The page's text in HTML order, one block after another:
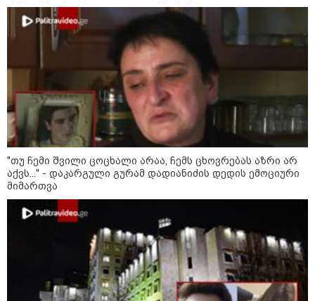
19:42 / 06-08-2026
"იმნაძემ მის მეგობრებს
ალექსანდრე გაბაშვილს და
გიორგი მალანიას უთხრა,
თითქოსდა მისი მასწავლებელი,
გიგა ავალიანი ზედმეტ
ყურადღებას იჩენდა მის
მიმართ, რითაც გაბაშვილი
წააქეზა" - პროკურატურა
19:33 / 06-08-2026
რა სასჯელი ემუქრება ნია
იმნაძეს? - პროკურატურამ მას
ბრალდება წარუდგინა
19:30 / 06-08-2026
გიგა ავალიანის საქმეზე ნია
იმნაძეს და ანასტასია
ბერუაშვილს ბრალდება
წარუდგინეს
"თუ ჩემი შვილი ცოცხალი არაა, ჩემს ცხოვრებას აზრი არ
აქვს..." - დაკარგული გურამ დადიანიძის დედის ემოციური
მიმართვა